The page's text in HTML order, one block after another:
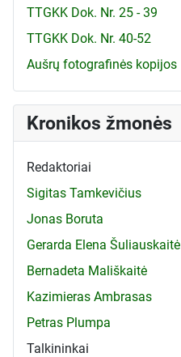
TTGKK Dok. Nr. 25 - 39
TTGKK Dok. Nr. 40-52
Aušrų fotografinės kopijos
Kronikos žmonės
Redaktoriai
Sigitas Tamkevičius
Jonas Boruta
Gerarda Elena Šuliauskaitė
Bernadeta Mališkaitė
Kazimieras Ambrasas
Petras Plumpa
Talkininkai